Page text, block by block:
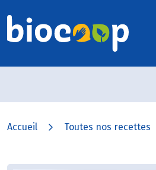
Accueil Toutes nos recettes